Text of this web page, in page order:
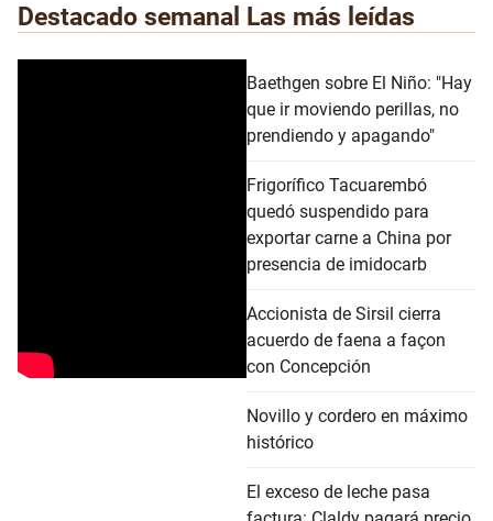
Destacado semanal Las más leídas
Baethgen sobre El Niño: "Hay
que ir moviendo perillas, no
prendiendo y apagando"
Frigorífico Tacuarembó
quedó suspendido para
exportar carne a China por
presencia de imidocarb
Accionista de Sirsil cierra
acuerdo de faena a façon
con Concepción
Novillo y cordero en máximo
histórico
El exceso de leche pasa